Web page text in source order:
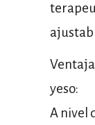
yeso:
A nivel